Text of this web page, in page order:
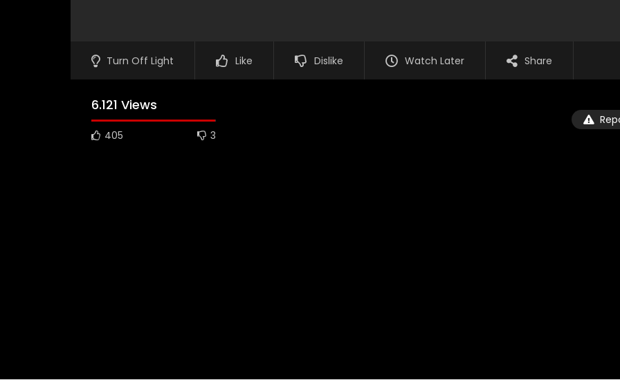
Turn Off Light Like Dislike Watch Later Share
6.121 Views
405 3